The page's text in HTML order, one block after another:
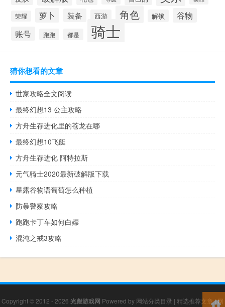
荣耀 萝卜 装备 西游 角色 解锁 谷物
账号 跑跑 都是 骑士
猜你想看的文章
世家攻略全文阅读
最终幻想13 公主攻略
方舟生存进化里的苍龙在哪
最终幻想10飞艇
方舟生存进化 阿特拉斯
元气骑士2020最新破解版下载
星露谷物语葡萄怎么种植
防暴警察攻略
跑跑卡丁车如何白嫖
混沌之戒3攻略
Copyright © 2012 - 2026 光彪游戏网 Powered by 网站分类目录 | 精选推荐文章|网